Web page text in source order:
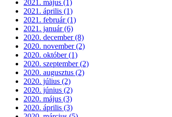
2021. május (1)
2021. április (1)
2021. február (1)
2021. január (6)
2020. december (8)
2020. november (2)
2020. október (1)
2020. szeptember (2)
2020. augusztus (2)
2020. július (2)
2020. június (2)
2020. május (3)
2020. április (3)